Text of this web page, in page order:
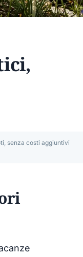
senza costi aggiuntivi